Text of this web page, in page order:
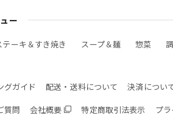
ー
テーキ＆すき焼き スープ＆麺 惣菜
グガイド 配送・送料について 決済につい
質問
会社概要 特定商取引法表示 プ